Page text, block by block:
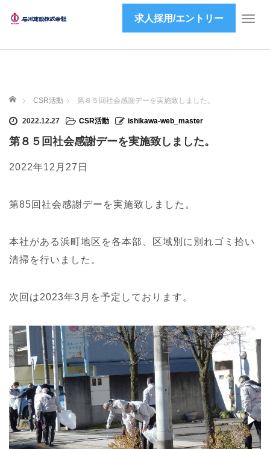
T
求人採用/エントリー
ホーム CSR活動 第８５回社会感謝デーを実施致しました。
2022.12.27 CSR活動 ishikawa-web_master
第８５回社会感謝デーを実施致しました。
2022年12月27日
第85回社会感謝デーを実施致しました。
本社がある浜町地区を各本部、区域別に別れゴミ拾い
清掃を行いました。
次回は2023年3月を予定しております。